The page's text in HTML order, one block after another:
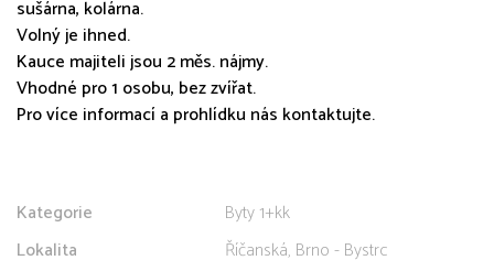
sušárna, kolárna.
Volný je ihned.
Kauce majiteli jsou 2 měs. nájmy.
Vhodné pro 1 osobu, bez zvířat.
Pro více informací a prohlídku nás kontaktujte.
Kategorie
Byty 1+kk
Lokalita
Říčanská, Brno - Bystrc